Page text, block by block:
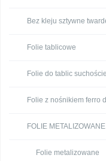
Bez kleju sztywne
Folie tablicowe
Folie do tablic
Folie z nośnikiem ferro
FOLIE METALIZOWANE
Folie metalizowane